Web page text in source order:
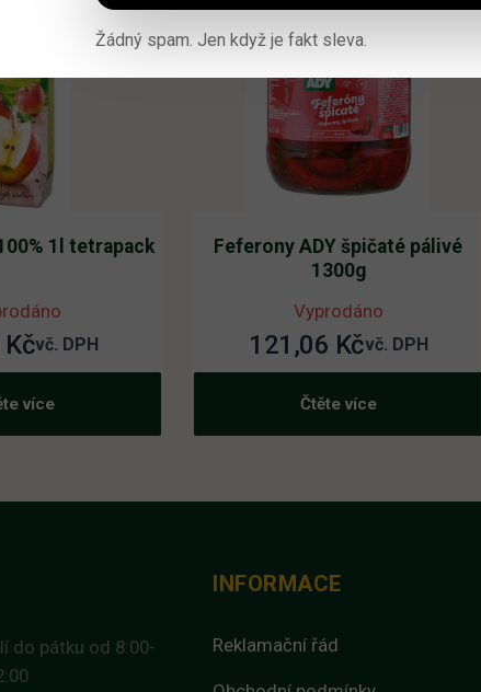
1l tetrapack
Kčvč. DPH
více
Feferony ADY špičaté pálivé
1300g
Vyprodáno
121,06 Kčvč. DPH
Čtěte více
do pátku od 8:00-
INFORMACE
Reklamační řád
Žádný spam. Jen když je fakt sleva.